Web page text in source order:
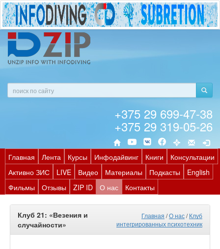
+375 29 699-47-38
+375 29 319-05-26
Главная Лента Курсы Инфодайвинг Книги
Консультации
Активно ЗИС
LIVE Видео Материалы Подкасты
English
Фильмы
Отзывы ZIP ID О нас Контакты
Клуб 21: «Везения и
случайности»
Главная /О нас/Клуб
интегрированных психотехник